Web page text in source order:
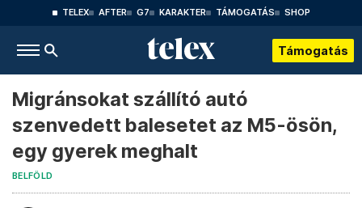
TELEX AFTER G7 KARAKTER TÁMOGATÁS SHOP
Támogatás
Migránsokat szállító autó
szenvedett balesetet az M5-ösön,
egy gyerek meghalt
BELFÖLD